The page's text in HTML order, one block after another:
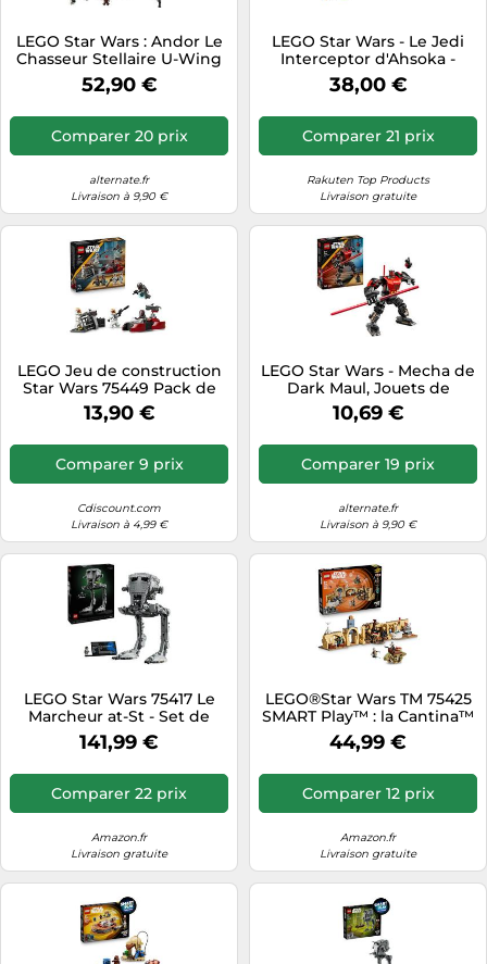
LEGO Star Wars : Andor Le
Chasseur Stellaire U-Wing
De l’Alliance Rebelle Jeu
avec Ailes Articulées - 3
Droïde K-2SO - Cadeau
pour Garçon 8 Ans & Fans
52,90 €
Comparer 20 prix
alternate.fr
Livraison à 9,90 €
LEGO Star Wars - Le Jedi
Interceptor d'Ahsoka -
75401
38,00 €
Comparer 21 prix
Rakuten Top Products
Livraison gratuite
LEGO Jeu de construction
Star Wars 75449 Pack de
Combat Le Siège de
Mandalore dès 6 ans
13,90 €
Comparer 9 prix
Cdiscount.com
Livraison à 4,99 €
LEGO Star Wars - Mecha de
Dark Maul, Jouets de
construction
10,69 €
Comparer 19 prix
alternate.fr
Livraison à 9,90 €
LEGO Star Wars 75417 Le
Marcheur at-St - Set de
Construction pour Adulte -
Maquette UCS pour
Minifigurine & Plaque
Descriptive - Cadeau
141,99 €
Comparer 22 prix
Amazon.fr
Livraison gratuite
LEGO®Star Wars TM 75425
SMART Play™ : la Cantina™
de Mos Eisley
44,99 €
Comparer 12 prix
Amazon.fr
Livraison gratuite